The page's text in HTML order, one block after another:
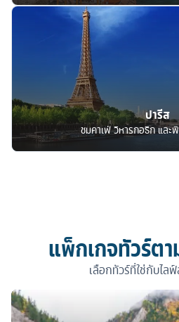
ปารีส
ชมคาเฟ่ วิหารกอธิก แล
แพ็กเกจทัวร์ต
เลือกทัวร์ที่ใช่กับไล